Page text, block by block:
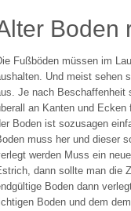
Boden
Fußböden müssen im
Und meist sehen
Je nach Beschaffenheit
an Kanten und
Boden ist sozusagen
muss her und dieser
werden Muss ein
dann sollte man die
Boden dann
Boden und dem